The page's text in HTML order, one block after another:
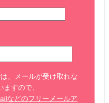
、メールが受け取れな
すので、
などのフリーメールア